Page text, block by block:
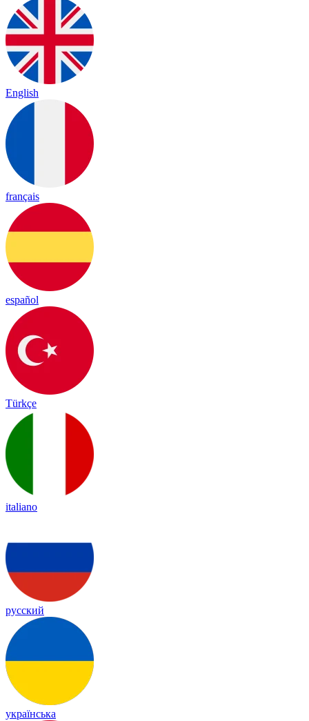
English
français
español
Türkçe
italiano
русский
українська